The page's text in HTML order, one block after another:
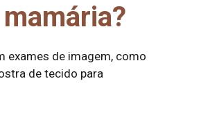
exames de imagem, como
de tecido para